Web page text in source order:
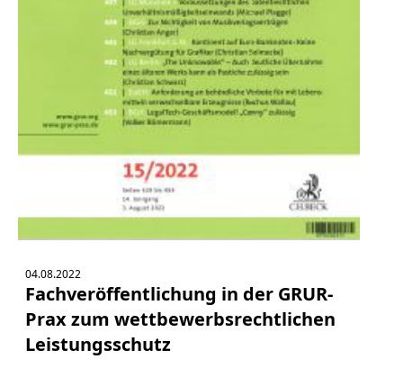
04.08.2022
Fachveröffentlichung in der GRUR-
Prax zum wettbewerbsrechtlichen
Leistungsschutz